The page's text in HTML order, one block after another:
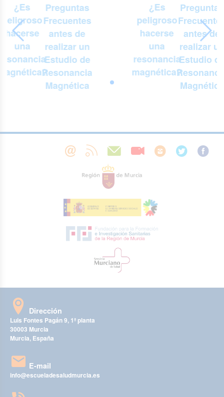
¿Es
peligroso
hacerse
una
Preguntas
Frecuentes
antes de
realizar un
Estudio de
Resonancia
Magnética
¿Es
peligroso
hacerse
una
resonancia
magnética?
Preguntas
antes de
realizar un
Estudio
Magnética
Dirección
Luis Fontes Pagán 9, 1ª planta
30003 Murcia
Murcia, España
E-mail
info@escueladesaludmurcia.es